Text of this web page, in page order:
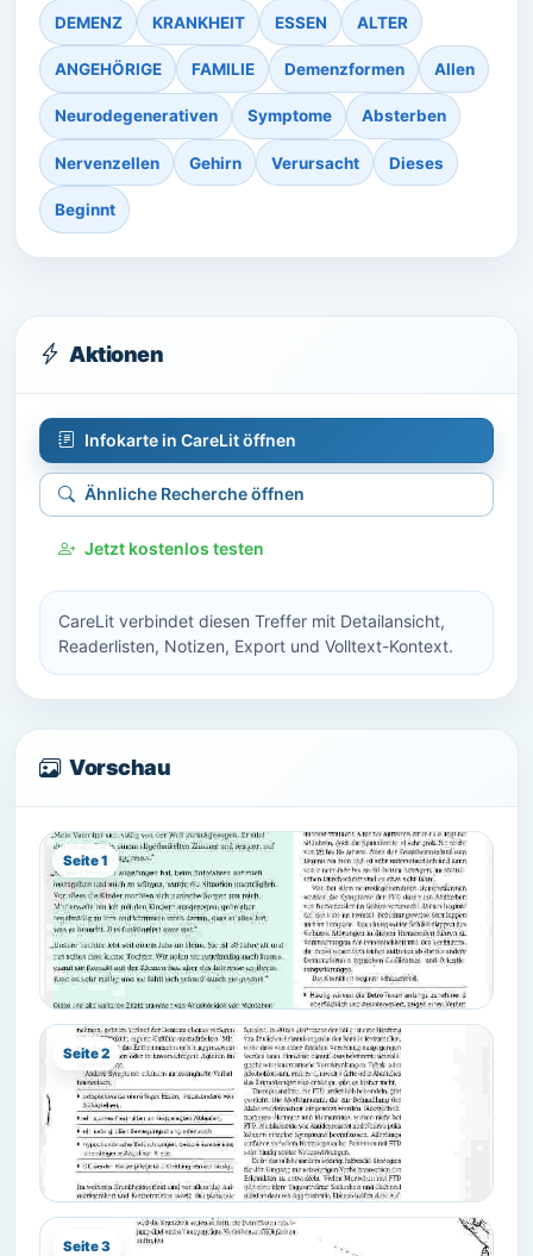
DEMENZ KRANKHEIT ESSEN ALTER
ANGEHÖRIGE FAMILIE Demenzformen Allen
Neurodegenerativen Symptome Absterben
Nervenzellen Gehirn Verursacht Dieses
Beginnt
Aktionen
Infokarte in CareLit öffnen
Ähnliche Recherche öffnen
Jetzt kostenlos testen
CareLit verbindet diesen Treffer mit Detailansicht,
Readerlisten, Notizen, Export und Volltext-Kontext.
Vorschau
Seite 1
Seite 2
Seite 3